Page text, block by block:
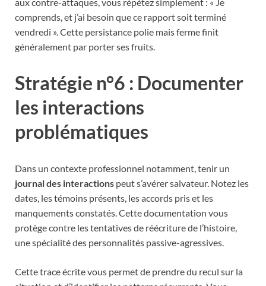
comprends, et j’ai besoin que ce rapport soit terminé
vendredi ». Cette persistance polie mais ferme finit
généralement par porter ses fruits.
Stratégie n°6 : Documenter
les interactions
problématiques
Dans un contexte professionnel notamment, tenir un
journal des interactions peut s’avérer salvateur. Notez les
dates, les témoins présents, les accords pris et les
manquements constatés. Cette documentation vous
protège contre les tentatives de réécriture de l’histoire,
une spécialité des personnalités passive-agressives.
Cette trace écrite vous permet de prendre du recul sur la